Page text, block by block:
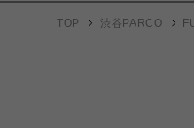
TOP 渋谷PARCO